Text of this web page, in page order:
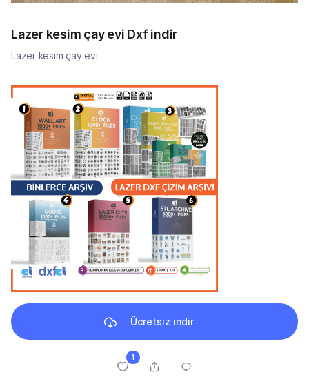
Lazer kesim çay evi Dxf indir
Lazer kesim çay evi
Ücretsiz indir
1